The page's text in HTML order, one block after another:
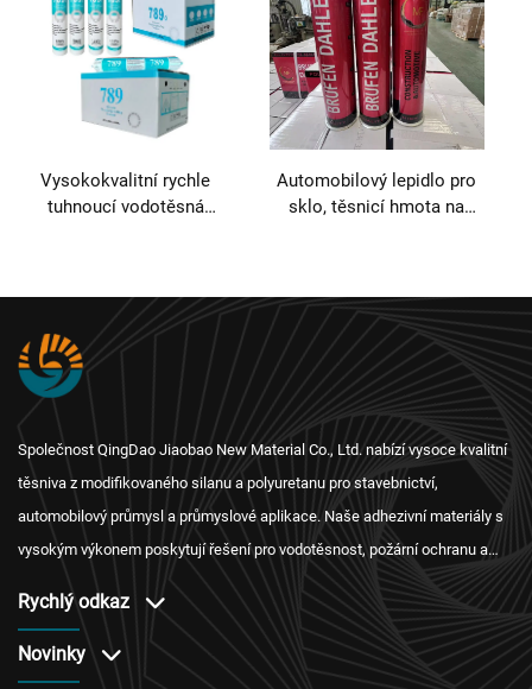
Vysokokvalitní rychle
tuhnoucí vodotěsná
Automobilový lepidlo pro
sklo, těsnicí hmota na
Společnost QingDao Jiaobao New Material Co., Ltd. nabízí vysoce kvalitní
těsniva z modifikovaného silanu a polyuretanu pro stavebnictví,
automobilový průmysl a průmyslové aplikace. Naše adhezivní materiály s
vysokým výkonem poskytují řešení pro vodotěsnost, požární ochranu a
prodeji.
Rychlý odkaz
Novinky